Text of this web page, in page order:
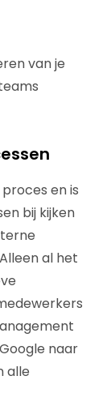
van je
en is
bij kijken
al het
naar
alle